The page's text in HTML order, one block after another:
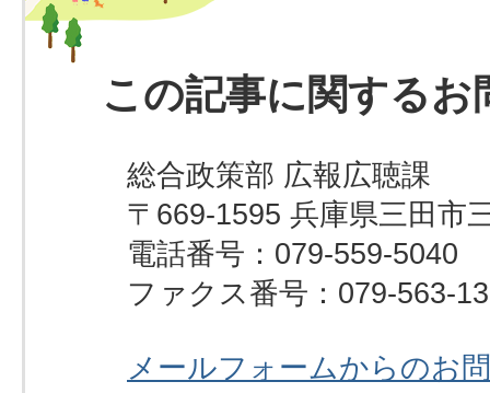
この記事に関するお
総合政策部 広報広聴課
〒669-1595 兵庫県三田市
電話番号：079-559-5040
ファクス番号：079-563-
メールフォームからのお